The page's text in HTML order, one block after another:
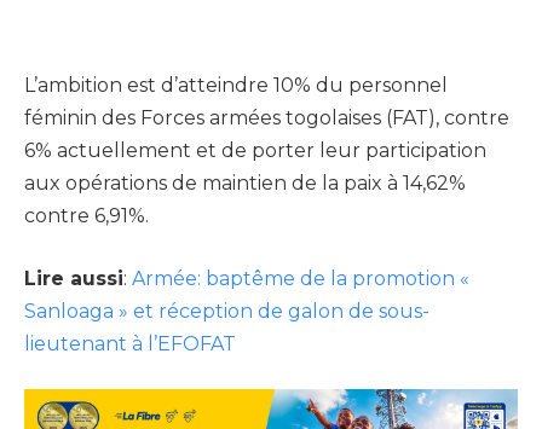
L’ambition est d’atteindre 10% du personnel
féminin des Forces armées togolaises (FAT), contre
6% actuellement et de porter leur participation
aux opérations de maintien de la paix à 14,62%
contre 6,91%.
Lire aussi: Armée: baptême de la promotion «
Sanloaga » et réception de galon de sous-
lieutenant à l’EFOFAT